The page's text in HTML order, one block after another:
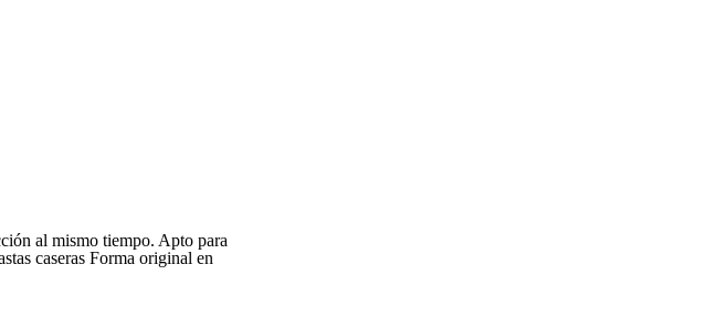
al mismo tiempo. Apto para
caseras Forma original en